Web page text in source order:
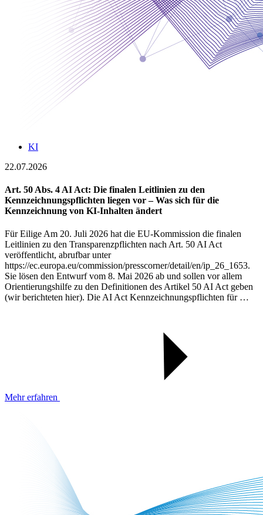
KI
22.07.2026
Art. 50 Abs. 4 AI Act: Die finalen Leitlinien zu den
Kennzeichnungspflichten liegen vor – Was sich für die
Kennzeichnung von KI-Inhalten ändert
Für Eilige Am 20. Juli 2026 hat die EU-Kommission die finalen
Leitlinien zu den Transparenzpflichten nach Art. 50 AI Act
veröffentlicht, abrufbar unter
https://ec.europa.eu/commission/presscorner/detail/en/ip_26_1653.
Sie lösen den Entwurf vom 8. Mai 2026 ab und sollen vor allem
Orientierungshilfe zu den Definitionen des Artikel 50 AI Act geben
(wir berichteten hier). Die AI Act Kennzeichnungspflichten für …
Mehr erfahren